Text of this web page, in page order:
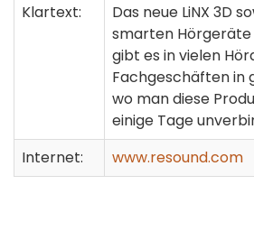
Klartext:
Das neue LiNX 3D
smarten Hörgeräte
gibt es in vielen
Fachgeschäften in
wo man diese
einige Tage
Internet:
www.resound.com